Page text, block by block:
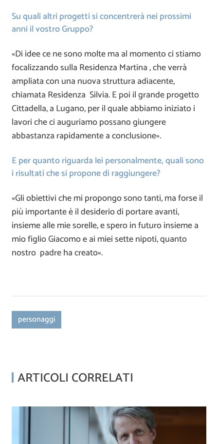
Su quali altri progetti si concentrerà nei prossimi
anni il vostro Gruppo?
«Di idee ce ne sono molte ma al momento ci stiamo
focalizzando sulla Residenza Martina , che verrà
ampliata con una nuova struttura adiacente,
chiamata Residenza Silvia. E poi il grande progetto
Cittadella, a Lugano, per il quale abbiamo iniziato i
lavori che ci auguriamo possano giungere
abbastanza rapidamente a conclusione».
E per quanto riguarda lei personalmente, quali sono
i risultati che si propone di raggiungere?
«Gli obiettivi che mi propongo sono tanti, ma forse il
più importante è il desiderio di portare avanti,
insieme alle mie sorelle, e spero in futuro insieme a
mio figlio Giacomo e ai miei sette nipoti, quanto
nostro padre ha creato».
personaggi
ARTICOLI CORRELATI